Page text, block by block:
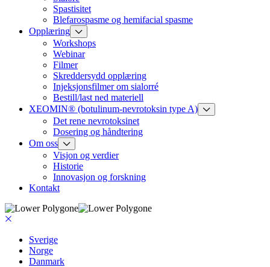
Spastisitet
Blefarospasme og hemifacial spasme
Opplæring
Workshops
Webinar
Filmer
Skreddersydd opplæring
Injeksjonsfilmer om sialorré
Bestill/last ned materiell
XEOMIN® (botulinum-nevrotoksin type A)
Det rene nevrotoksinet
Dosering og håndtering
Om oss
Visjon og verdier
Historie
Innovasjon og forskning
Kontakt
Sverige
Norge
Danmark